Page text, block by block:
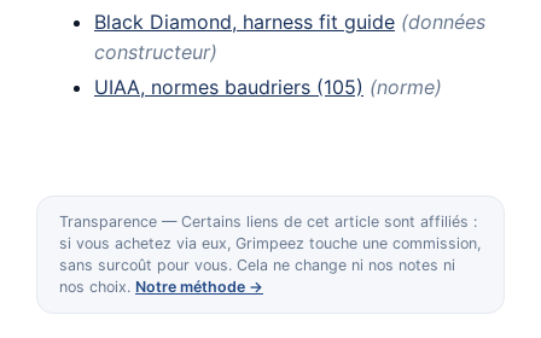
Black Diamond, harness fit guide (données
constructeur)
UIAA, normes baudriers (105) (norme)
Transparence — Certains liens de cet article sont affiliés :
si vous achetez via eux, Grimpeez touche une commission,
sans surcoût pour vous. Cela ne change ni nos notes ni
nos choix. Notre méthode →